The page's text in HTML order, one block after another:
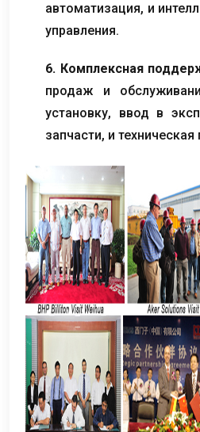
автоматизация, и
управления.
6. Комплексная
продаж и
установку, ввод в
запчасти, и